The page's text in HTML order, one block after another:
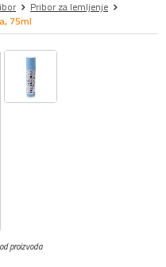
Pribor za lemljenje
75ml
proizvoda